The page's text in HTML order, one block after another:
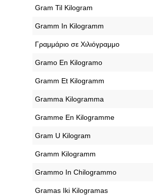
‎Gram Til Kilogram
‎Gramm In Kilogramm
‎Γραμμάριο σε Χιλιόγραμμο
‎Gramo En Kilogramo
‎Gramm Et Kilogramm
‎Gramma Kilogramma
‎Gramme En Kilogramme
‎Gram U Kilogram
‎Gramm Kilogramm
‎Grammo In Chilogrammo
‎Gramas Iki Kilogramas